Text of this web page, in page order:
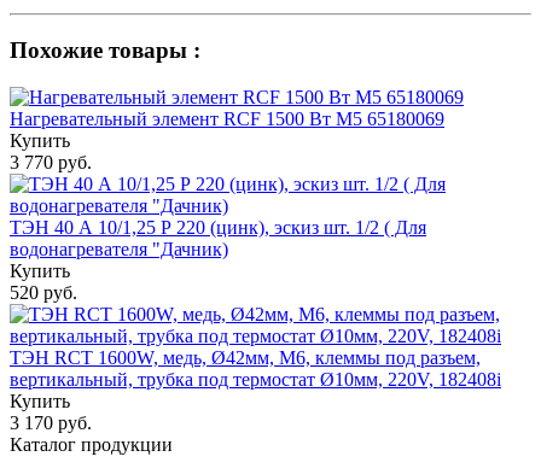
Похожие товары :
Нагревательный элемент RCF 1500 Вт М5 65180069
Купить
3 770 руб.
ТЭН 40 А 10/1,25 Р 220 (цинк), эскиз шт. 1/2 ( Для
водонагревателя "Дачник)
Купить
520 руб.
ТЭН RCT 1600W, медь, Ø42мм, М6, клеммы под разъем,
вертикальный, трубка под термостат Ø10мм, 220V, 182408i
Купить
3 170 руб.
Каталог продукции